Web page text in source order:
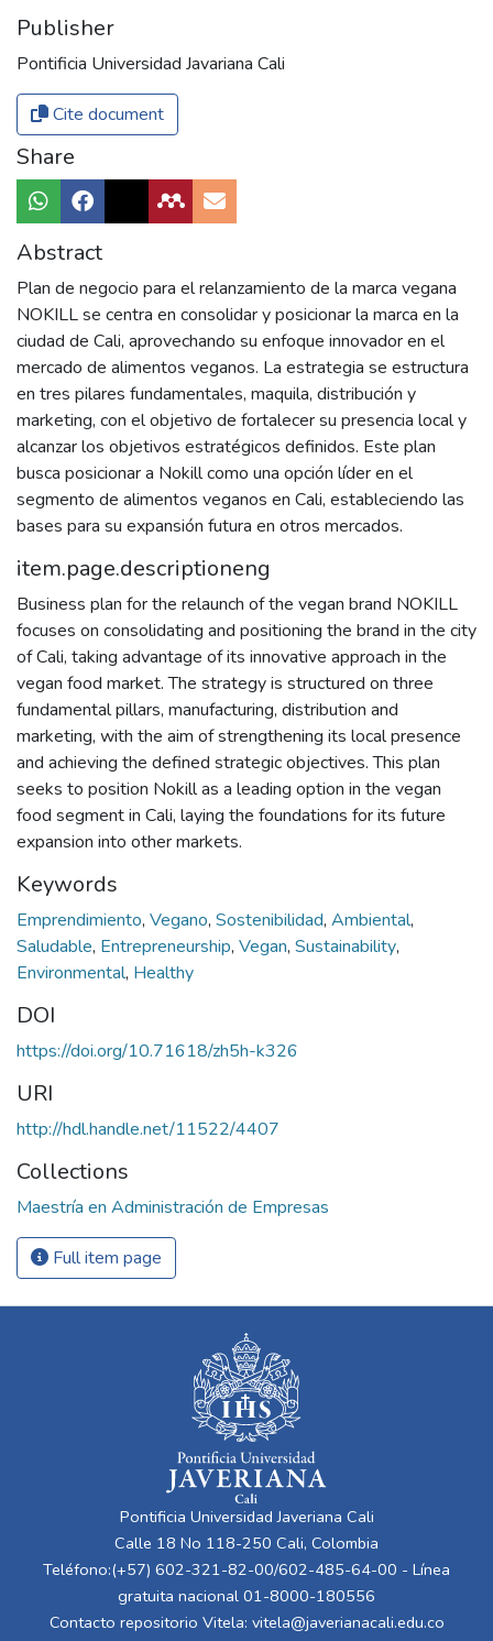
Publisher
Pontificia Universidad Javariana Cali
Cite document
Share
Abstract
Plan de negocio para el relanzamiento de la marca vegana
NOKILL se centra en consolidar y posicionar la marca en la
ciudad de Cali, aprovechando su enfoque innovador en el
mercado de alimentos veganos. La estrategia se estructura
en tres pilares fundamentales, maquila, distribución y
marketing, con el objetivo de fortalecer su presencia local y
alcanzar los objetivos estratégicos definidos. Este plan
busca posicionar a Nokill como una opción líder en el
segmento de alimentos veganos en Cali, estableciendo las
bases para su expansión futura en otros mercados.
item.page.descriptioneng
Business plan for the relaunch of the vegan brand NOKILL
focuses on consolidating and positioning the brand in the city
of Cali, taking advantage of its innovative approach in the
vegan food market. The strategy is structured on three
fundamental pillars, manufacturing, distribution and
marketing, with the aim of strengthening its local presence
and achieving the defined strategic objectives. This plan
seeks to position Nokill as a leading option in the vegan
food segment in Cali, laying the foundations for its future
expansion into other markets.
Keywords
Emprendimiento, Vegano, Sostenibilidad, Ambiental,
Saludable, Entrepreneurship, Vegan, Sustainability,
Environmental, Healthy
DOI
https://doi.org/10.71618/zh5h-k326
URI
http://hdl.handle.net/11522/4407
Collections
Maestría en Administración de Empresas
Full item page
Pontificia Universidad Javeriana Cali
Calle 18 No 118-250 Cali, Colombia
Teléfono:(+57) 602-321-82-00/602-485-64-00 - Línea
gratuita nacional 01-8000-180556
Contacto repositorio Vitela: vitela@javerianacali.edu.co